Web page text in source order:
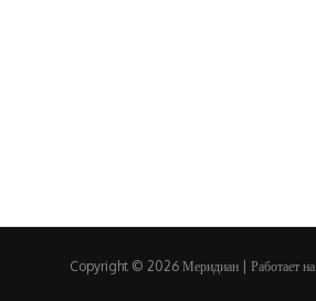
Copyright © 2026 Меридиан | Работает на